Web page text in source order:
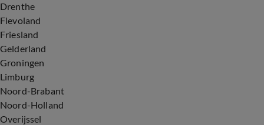
Drenthe
Flevoland
Friesland
Gelderland
Groningen
Limburg
Noord-Brabant
Noord-Holland
Overijssel